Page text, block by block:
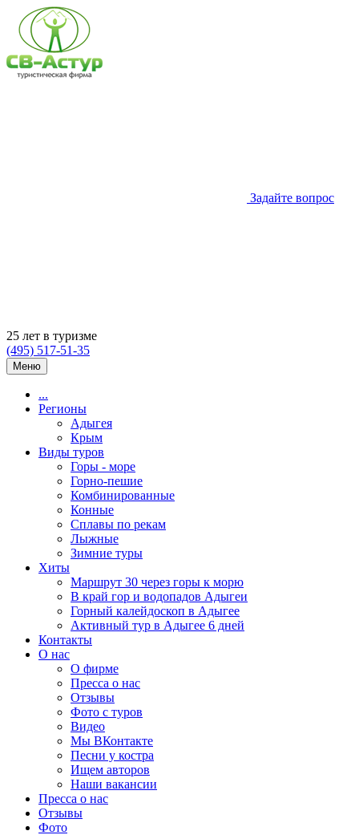
Задайте вопрос
25 лет в туризме
(495) 517-51-35
Меню
...
Регионы
Адыгея
Крым
Виды туров
Горы - море
Горно-пешие
Комбинированные
Конные
Сплавы по рекам
Лыжные
Зимние туры
Хиты
Маршрут 30 через горы к морю
В край гор и водопадов Адыгеи
Горный калейдоскоп в Адыгее
Активный тур в Адыгее 6 дней
Контакты
О нас
О фирме
Пресса о нас
Отзывы
Фото с туров
Видео
Мы ВКонтакте
Песни у костра
Ищем авторов
Наши вакансии
Пресса о нас
Отзывы
Фото